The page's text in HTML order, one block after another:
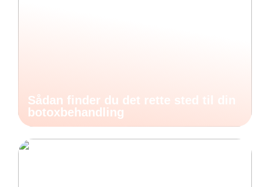
Sådan finder du det rette sted til din
botoxbehandling